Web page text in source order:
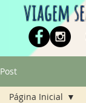
viagem
Post
Página Inicial